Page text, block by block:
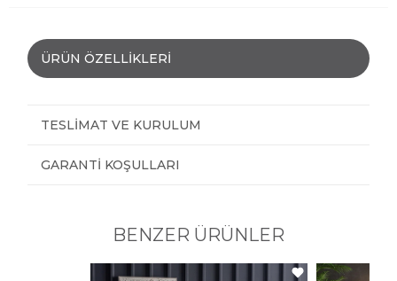
ÜRÜN ÖZELLIKLERI
TESLIMAT VE KURULUM
GARANTI KOŞULLARI
BENZER ÜRÜNLER